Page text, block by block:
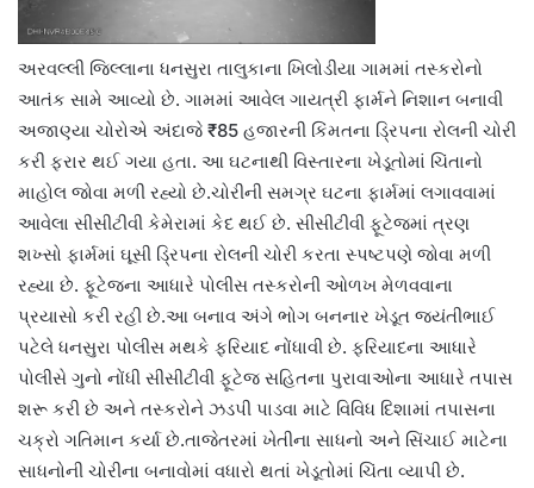
અરવલ્લી જિલ્લાના ધનસુરા તાલુકાના ખિલોડીયા ગામમાં તસ્કરોનો
આતંક સામે આવ્યો છે. ગામમાં આવેલ ગાયત્રી ફાર્મને નિશાન બનાવી
અજાણ્યા ચોરોએ અંદાજે ₹85 હજારની કિંમતના ડ્રિપના રોલની ચોરી
કરી ફરાર થઈ ગયા હતા. આ ઘટનાથી વિસ્તારના ખેડૂતોમાં ચિંતાનો
માહોલ જોવા મળી રહ્યો છે.ચોરીની સમગ્ર ઘટના ફાર્મમાં લગાવવામાં
આવેલા સીસીટીવી કેમેરામાં કેદ થઈ છે. સીસીટીવી ફૂટેજમાં ત્રણ
શખ્સો ફાર્મમાં ઘૂસી ડ્રિપના રોલની ચોરી કરતા સ્પષ્ટપણે જોવા મળી
રહ્યા છે. ફૂટેજના આધારે પોલીસ તસ્કરોની ઓળખ મેળવવાના
પ્રયાસો કરી રહી છે.આ બનાવ અંગે ભોગ બનનાર ખેડૂત જયંતીભાઈ
પટેલે ધનસુરા પોલીસ મથકે ફરિયાદ નોંધાવી છે. ફરિયાદના આધારે
પોલીસે ગુનો નોંધી સીસીટીવી ફૂટેજ સહિતના પુરાવાઓના આધારે તપાસ
શરૂ કરી છે અને તસ્કરોને ઝડપી પાડવા માટે વિવિધ દિશામાં તપાસના
ચક્રો ગતિમાન કર્યા છે.તાજેતરમાં ખેતીના સાધનો અને સિંચાઈ માટેના
સાધનોની ચોરીના બનાવોમાં વધારો થતાં ખેડૂતોમાં ચિંતા વ્યાપી છે.